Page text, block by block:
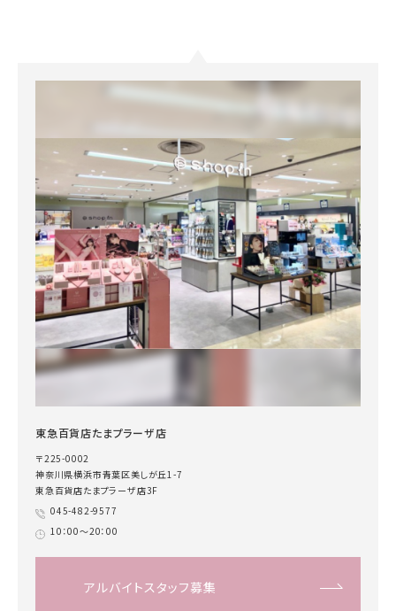
東急百貨店たまプラーザ店
〒225-0002
神奈川県横浜市青葉区美しが丘1-7
東急百貨店たまプラーザ店3F
045-482-9577
10：00～20：00
アルバイトスタッフ募集